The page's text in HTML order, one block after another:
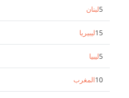
لبنان5
ليبيريا15
ليبيا5
المغرب10